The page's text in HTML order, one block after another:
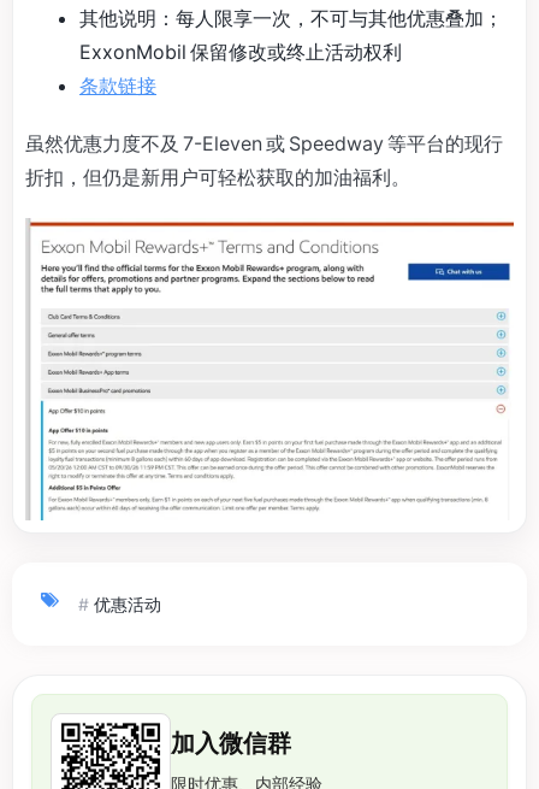
其他说明：每人限享一次，不可与其他优惠叠加；
ExxonMobil 保留修改或终止活动权利
条款链接
虽然优惠力度不及 7-Eleven 或 Speedway 等平台的现行
折扣，但仍是新用户可轻松获取的加油福利。
# 优惠活动
加入微信群
限时优惠、内部经验